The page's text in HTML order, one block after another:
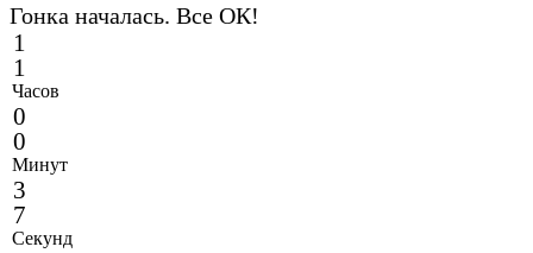
Гонка началась. Все ОК!
1
1
Часов
0
0
Минут
3
7
Секунд